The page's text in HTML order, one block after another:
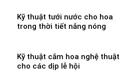
Kỹ thuật tưới nước cho hoa
trong thời tiết nắng nóng
Kỹ thuật cắm hoa nghệ thuật
cho các dịp lễ hội